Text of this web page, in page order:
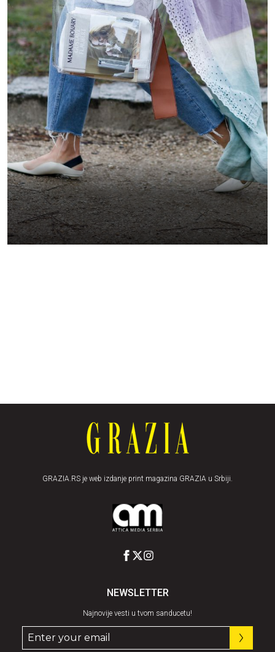
GRAZIA.RS je web izdanje print magazina GRAZIA u Srbiji.
NEWSLETTER
Najnovije vesti u tvom sanducetu!